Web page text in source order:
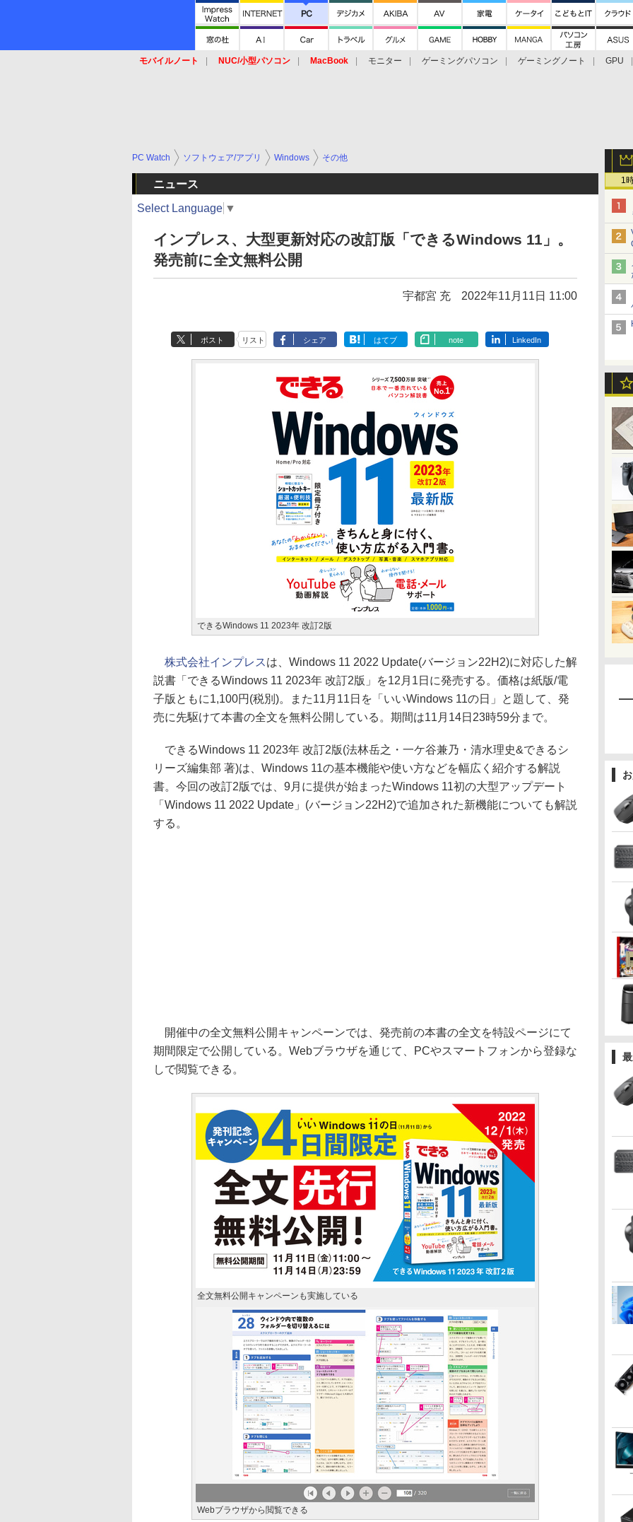
モバイルノート NUC/小型パソコン MacBook モニター ゲーミングパソコン ゲーミングノート
GPU
1
PC Watch ソフトウェア/アプリ Windows その他
ニュース
Select Language ▼
インプレス、大型更新対応の改訂版「できるWindows 11」。
発売前に全文無料公開
宇都宮 充 2022年11月11日 11:00
ポスト リスト シェア はてブ note LinkedIn
できるWindows 11 2023年 改訂2版
株式会社インプレスは、Windows 11 2022 Update(バージョン22H2)に対応した解
説書「できるWindows 11 2023年 改訂2版」を12月1日に発売する。価格は紙版/電
子版ともに1,100円(税別)。また11月11日を「いいWindows 11の日」と題して、発
売に先駆けて本書の全文を無料公開している。期間は11月14日23時59分まで。
できるWindows 11 2023年 改訂2版(法林岳之・一ケ谷兼乃・清水理史&できるシ
リーズ編集部 著)は、Windows 11の基本機能や使い方などを幅広く紹介する解説
書。今回の改訂2版では、9月に提供が始まったWindows 11初の大型アップデート
「Windows 11 2022 Update」(バージョン22H2)で追加された新機能についても解説
する。
開催中の全文無料公開キャンペーンでは、発売前の本書の全文を特設ページにて
期間限定で公開している。Webブラウザを通じて、PCやスマートフォンから登録な
しで閲覧できる。
全文無料公開キャンペーンも実施している
Webブラウザから閲覧できる